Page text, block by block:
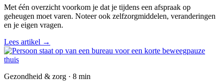
Met één overzicht voorkom je dat je tijdens een afspraak op
geheugen moet varen. Noteer ook zelfzorgmiddelen, veranderingen
en je eigen vragen.
Lees artikel →
Gezondheid & zorg · 8 min